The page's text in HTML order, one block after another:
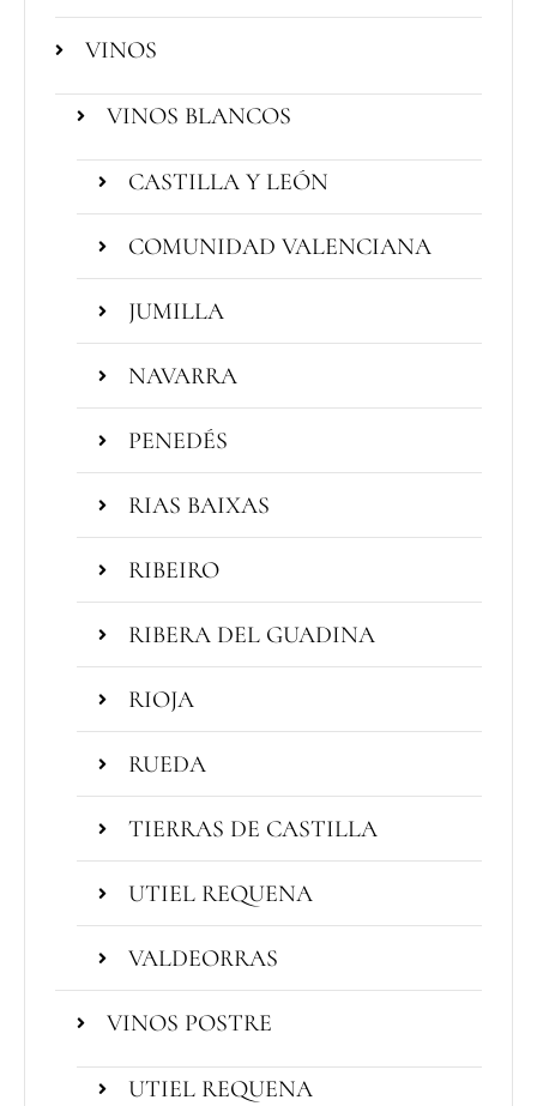
VINOS
VINOS BLANCOS
CASTILLA Y LEÓN
COMUNIDAD VALENCIANA
JUMILLA
NAVARRA
PENEDÉS
RIAS BAIXAS
RIBEIRO
RIBERA DEL GUADINA
RIOJA
RUEDA
TIERRAS DE CASTILLA
UTIEL REQUENA
VALDEORRAS
VINOS POSTRE
UTIEL REQUENA